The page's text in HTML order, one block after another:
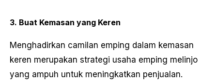
3. Buat Kemasan yang Keren
Menghadirkan camilan emping dalam kemasan
keren merupakan strategi usaha emping melinjo
yang ampuh untuk meningkatkan penjualan.